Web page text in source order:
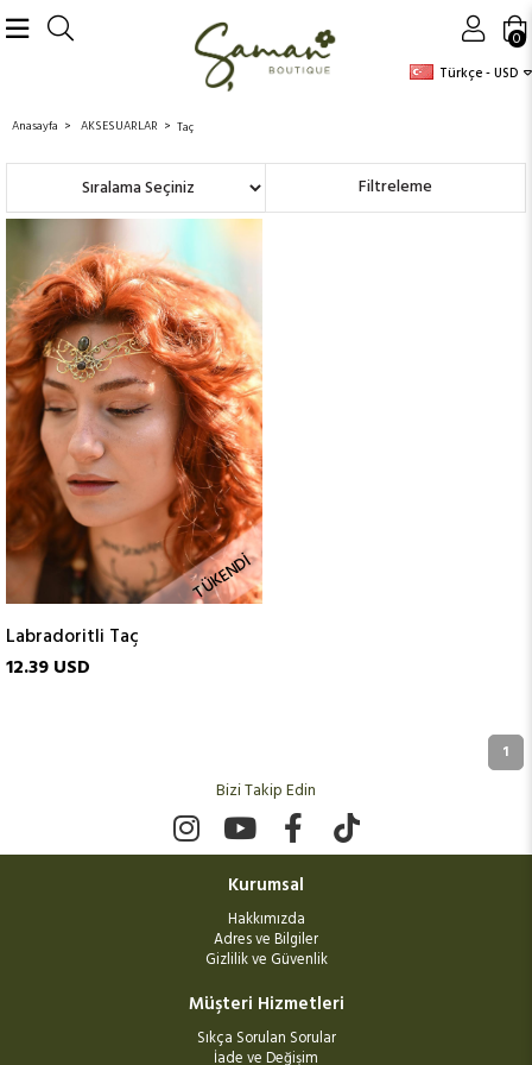
Türkçe - USD
0
Anasayfa AKSESUARLAR Taç
Filtreleme
Sıralama
TÜKENDI
Labradoritli Taç
12.39 USD
1
Bizi Takip Edin
Kurumsal
Hakkımızda
Adres ve Bilgiler
Gizlilik ve Güvenlik
Müşteri Hizmetleri
Sıkça Sorulan Sorular
İade ve Değişim